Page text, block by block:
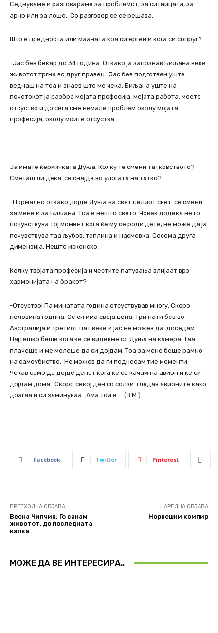
Седнуваме и разговараме за проблемот, за ситницата, за
арно или за лошо. Со разговор се се решава.
Што е предноста или мааната коа си ерген и кога си сопруг?
-Јас бев беќар до 34 година. Откако ја запознав Биљана веќе
животот тргна во друг правец. Јас бев подготвен уште
веднаш на тоа и знаев што ме чека. Биљана уште на
почетокот ја разбра мојата професија, мојата работа, моето
отсуство и до сега сме немале проблем околу мојата
професија, околу моите отсуства.
Ја имате ќеркичката Дуња. Колку те смени татковството?
Сметаш ли дека се снајде во улогата на татко?
-Нормално откако дојде Дуња на свет целиот свет се смени
за мене и за Биљана. Тоа е нешто свето. Човек додека не го
почувствува тој момент кога ќе му се роди дете, не може да ја
почувствува таа љубов, топлина и насмевка. Сосема друга
димензија. Нешто исконско.
Колку твојата професија и честите патувања влијаат врз
хармонијата на бракот?
-Отсуство! Па минатата година отсуствував многу. Скоро
половина година. Се си има своја цена. Три пати бев во
Австралија и третиот пат веќе и јас не можев да доседам.
Најтешко беше кога ќе се видевме со Дуња на камера. Таа
плачеше и ме молеше да си дојдам. Тоа за мене беше рамно
на самоубиство. Не можев да ги поднесам тие моменти.
Чекав само да дојде денот кога ќе се качам на авион и ќе си
дојдам дома. Скоро секој ден со солзи гледав авионите како
доаѓаа и си заминуваа . Ама тоа е… (В.М.)
Facebook Twitter Pinterest
ПРЕТХОДНА ОБЈАВА,
Весна Чипчиќ: Го сакам
животот, до последната
капка
НАРЕДНА ОБЈАВА
Норвешки компир
МОЖЕ ДА ВЕ ИНТЕРЕСИРА..